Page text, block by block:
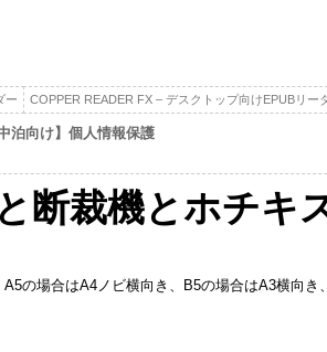
ー COPPER READER FX – デスクトップ向けEPUBリー
泊向け】個人情報保護
断裁機とホチキ
の場合はA4ノビ横向き、B5の場合はA3横向